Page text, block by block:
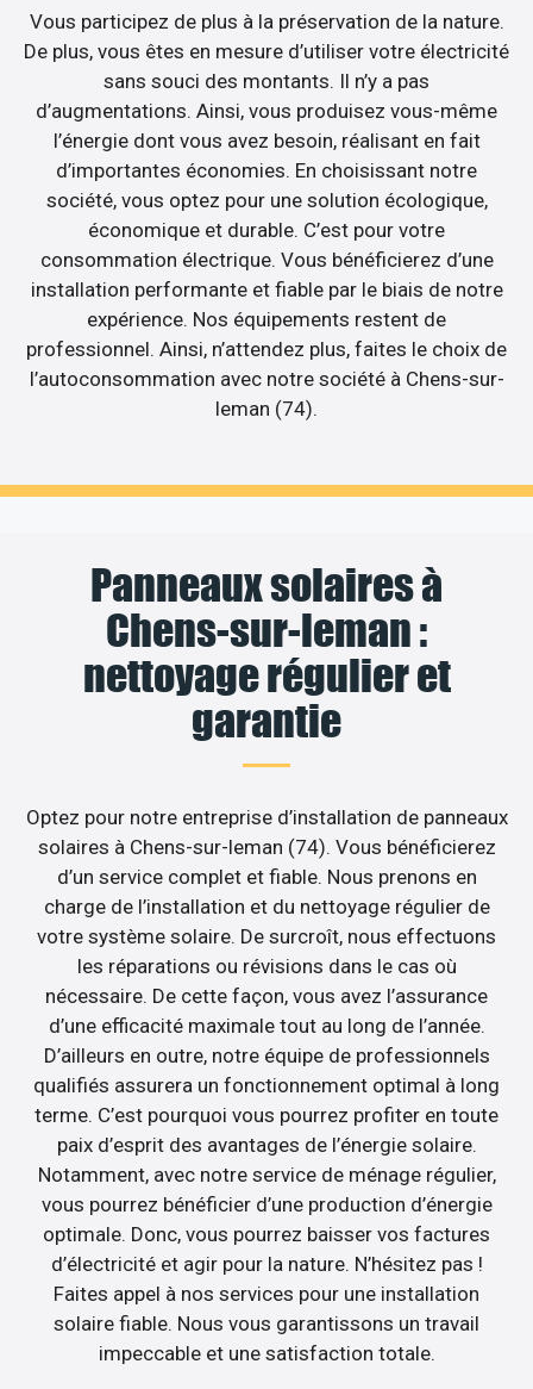
Vous participez de plus à la préservation de la nature.
De plus, vous êtes en mesure d’utiliser votre électricité
sans souci des montants. Il n’y a pas
d’augmentations. Ainsi, vous produisez vous-même
l’énergie dont vous avez besoin, réalisant en fait
d’importantes économies. En choisissant notre
société, vous optez pour une solution écologique,
économique et durable. C’est pour votre
consommation électrique. Vous bénéficierez d’une
installation performante et fiable par le biais de notre
expérience. Nos équipements restent de
professionnel. Ainsi, n’attendez plus, faites le choix de
l’autoconsommation avec notre société à Chens-sur-
leman (74).
Panneaux solaires à
Chens-sur-leman :
nettoyage régulier et
garantie
Optez pour notre entreprise d’installation de panneaux
solaires à Chens-sur-leman (74). Vous bénéficierez
d’un service complet et fiable. Nous prenons en
charge de l’installation et du nettoyage régulier de
votre système solaire. De surcroît, nous effectuons
les réparations ou révisions dans le cas où
nécessaire. De cette façon, vous avez l’assurance
d’une efficacité maximale tout au long de l’année.
D’ailleurs en outre, notre équipe de professionnels
qualifiés assurera un fonctionnement optimal à long
terme. C’est pourquoi vous pourrez profiter en toute
paix d’esprit des avantages de l’énergie solaire.
Notamment, avec notre service de ménage régulier,
vous pourrez bénéficier d’une production d’énergie
optimale. Donc, vous pourrez baisser vos factures
d’électricité et agir pour la nature. N’hésitez pas !
Faites appel à nos services pour une installation
solaire fiable. Nous vous garantissons un travail
impeccable et une satisfaction totale.